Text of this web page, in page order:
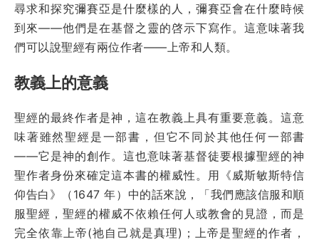
尋求和探究彌賽亞是什麼樣的人，彌賽亞會在什麼時候
到來——他們是在基督之靈的啓示下寫作。這意味著我
們可以說聖經有兩位作者——上帝和人類。
教義上的意義
聖經的最終作者是神，這在教義上具有重要意義。這意
味著雖然聖經是一部書，但它不同於其他任何一部書
——它是神的創作。這也意味著基督徒要根據聖經的神
聖作者身份來確定這本書的權威性。用《威斯敏斯特信
仰告白》（1647 年）中的話來說，「我們應該信服和順
服聖經，聖經的權威不依賴任何人或教會的見證，而是
完全依靠上帝(祂自己就是真理)；上帝是聖經的作者，